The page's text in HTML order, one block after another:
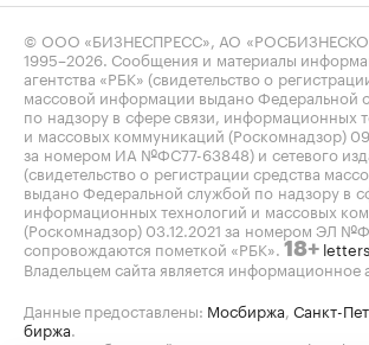
© ООО «БИЗНЕСПРЕСС», АО
1995–2026 . Сообщения и материалы
агентства «РБК» (свидетельство о
массовой информации выдано Федеральной
по надзору в сфере связи, информационных
и массовых коммуникаций (Роскомнадзор)
за номером ИА №ФС77-63848) и сетевого
(свидетельство о регистрации средства
выдано Федеральной службой по надзору в
информационных технологий и массовых
(Роскомнадзор) 03.12.2021 за номером ЭЛ
сопровождаются пометкой «РБК». 18+
Владельцем сайта является информационное
Данные предоставлены: Мосбиржа Санкт-
биржа